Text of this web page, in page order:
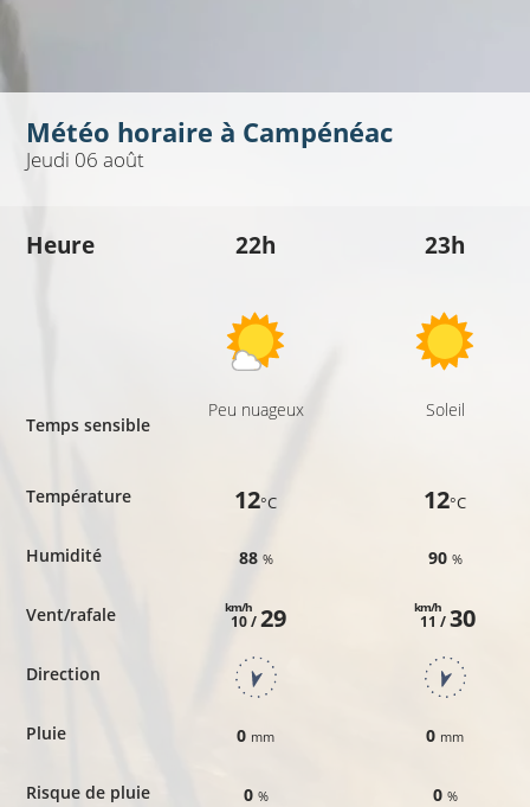
Météo horaire à Campénéac
Jeudi 06 août
Heure
Temps sensible
Température
Humidité
Vent/rafale
Direction
Pluie
Risque de pluie
22h
Peu nuageux
12°C
88 %
10 /
km/h 29
0 mm
0 %
23h
Soleil
12°C
90 %
11 /
km/h 30
0 mm
0 %